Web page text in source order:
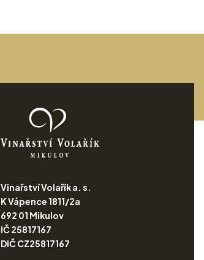
Vinařství Volařík a. s.
K Vápence 1811/2a
692 01 Mikulov
IČ 25817167
DIČ CZ25817167